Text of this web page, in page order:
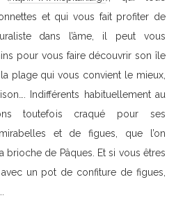
et qui vous fait profiter de
dans l’âme, il peut vous
pour vous faire découvrir son île
plage qui vous convient le mieux,
Indifférents habituellement au
toutefois craqué pour ses
et de figues, que l’on
brioche de Pâques. Et si vous êtres
un pot de confiture de figues,